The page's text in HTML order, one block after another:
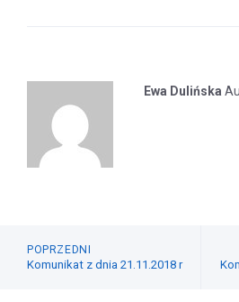
Ewa Dulińska
POPRZEDNI
Komunikat z dnia 21.11.2018 r